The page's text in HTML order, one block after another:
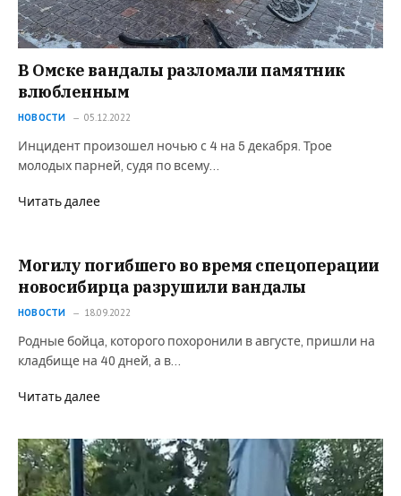
В Омске вандалы разломали памятник
влюбленным
НОВОСТИ 05.12.2022
Инцидент произошел ночью с 4 на 5 декабря. Трое
молодых парней, судя по всему…
Читать далее
Могилу погибшего во время спецоперации
новосибирца разрушили вандалы
НОВОСТИ 18.09.2022
Родные бойца, которого похоронили в августе, пришли на
кладбище на 40 дней, а в…
Читать далее